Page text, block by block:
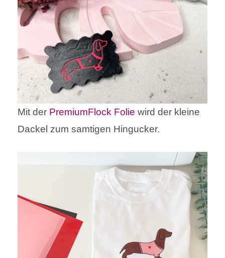
Mit der PremiumFlock Folie wird der kleine
Dackel zum samtigen Hingucker.